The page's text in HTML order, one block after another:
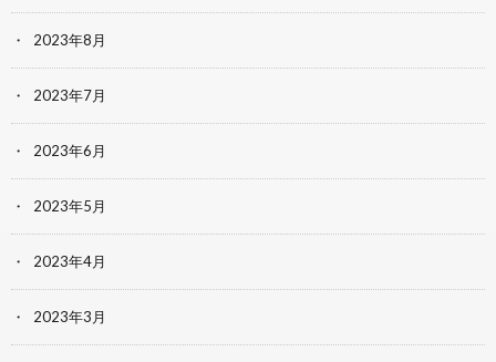
2023年8月
2023年7月
2023年6月
2023年5月
2023年4月
2023年3月